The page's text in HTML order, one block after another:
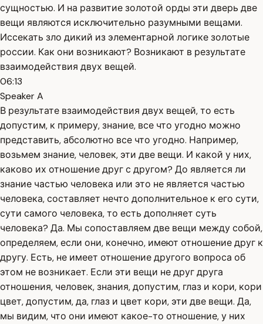
сущностью. И на развитие золотой орды эти дверь две
вещи являются исключительно разумными вещами.
Иссекать зло дикий из элементарной логике золотые
россии. Как они возникают? Возникают в результате
взаимодействия двух вещей.
06:13
Speaker A
В результате взаимодействия двух вещей, то есть
допустим, к примеру, знание, все что угодно можно
представить, абсолютно все что угодно. Например,
возьмем знание, человек, эти две вещи. И какой у них,
каково их отношение друг с другом? До является ли
знание частью человека или это не является частью
человека, составляет нечто дополнительное к его сути,
сути самого человека, то есть дополняет суть
человека? Да. Мы сопоставляем две вещи между собой,
определяем, если они, конечно, имеют отношение друг к
другу. Есть, не имеет отношение другого вопроса об
этом не возникает. Если эти вещи не друг друга
отношения, человек, знания, допустим, глаз и кори, кори
цвет, допустим, да, глаз и цвет кори, эти две вещи. Да,
мы видим, что они имеют какое-то отношение, у них